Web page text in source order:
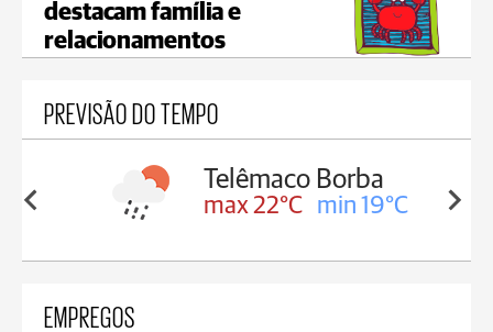
destacam família e
relacionamentos
PREVISÃO DO TEMPO
19°C
Reserva
max 21°C min 18°C
EMPREGOS